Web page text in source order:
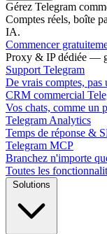
Gérez Telegram
Comptes réels, boîte
IA.
Commencer
Proxy & IP dédiée —
Support Telegram
De vrais comptes, pas
CRM commercial
Vos chats, comme un
Telegram Analytics
Temps de réponse &
Telegram MCP
Branchez n'importe
Toutes les
Solutions